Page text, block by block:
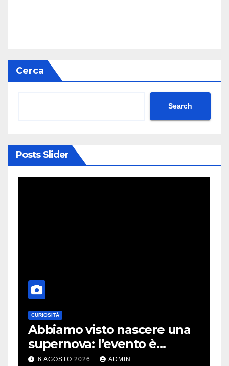
Cerca
Search
Posts Slider
CURIOSITÀ
Abbiamo visto nascere una
supernova: l’evento è
rarissimo
6 AGOSTO 2026 ADMIN